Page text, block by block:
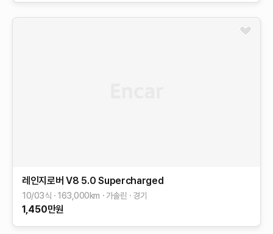
레인지로버 V8 5.0 Supercharged
10/03식 163,000km 가솔린 경기
1,450만원